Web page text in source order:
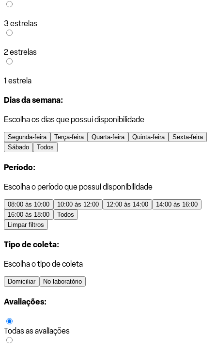
3 estrelas
2 estrelas
1 estrela
Dias da semana:
Escolha os dias que possui disponibilidade
Segunda-feira Terça-feira Quarta-feira Quinta-feira
Sexta-feira
Sábado
Todos
Período:
Escolha o período que possui disponibilidade
08:00 às 10:00 10:00 às 12:00 12:00 às 14:00
14:00 às 16:00
16:00 às 18:00
Todos
Limpar filtros
Tipo de coleta:
Escolha o tipo de coleta
Domiciliar No laboratório
Avaliações:
Todas as avaliações